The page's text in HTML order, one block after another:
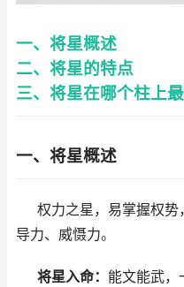
一、将星概述
二、将星的特点
三、将星在哪个柱上
一、将星概述
权力之星，易掌握权
导力、威慑力。
将星入命： 能文能武，